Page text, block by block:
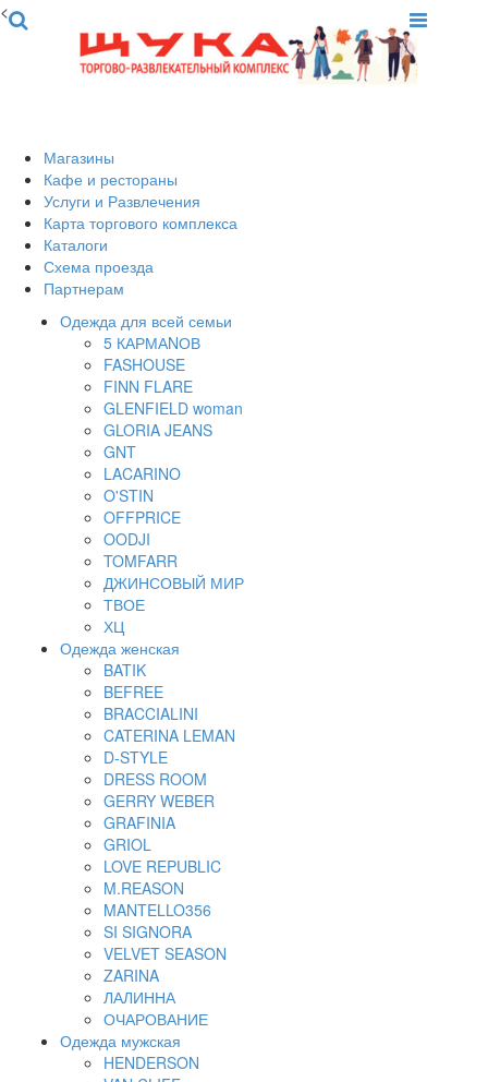
<
Магазины
Кафе и рестораны
Услуги и Развлечения
Карта торгового комплекса
Каталоги
Схема проезда
Партнерам
Одежда для всей семьи
5 КАРМАNОВ
FASHOUSE
FINN FLARE
GLENFIELD woman
GLORIA JEANS
GNT
LACARINO
O'STIN
OFFPRICE
OODJI
TOMFARR
ДЖИНСОВЫЙ МИР
ТВОЕ
ХЦ
Одежда женская
BATIK
BEFREE
BRACCIALINI
CATERINA LEMAN
D-STYLE
DRESS ROOM
GERRY WEBER
GRAFINIA
GRIOL
LOVE REPUBLIC
M.REASON
MANTELLO356
SI SIGNORA
VELVET SEASON
ZARINA
ЛАЛИННА
ОЧАРОВАНИЕ
Одежда мужская
HENDERSON